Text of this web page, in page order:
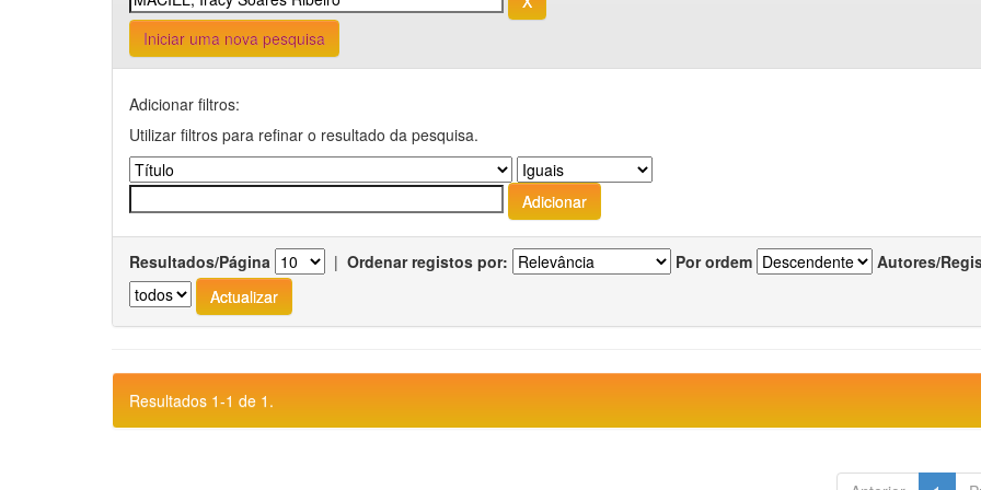
Iniciar uma nova pesquisa
Adicionar filtros:
Utilizar filtros para refinar o resultado da pesquisa.
Resultados/Página | Ordenar registos por: Por ordem Autores/
Resultados 1-1 de 1.